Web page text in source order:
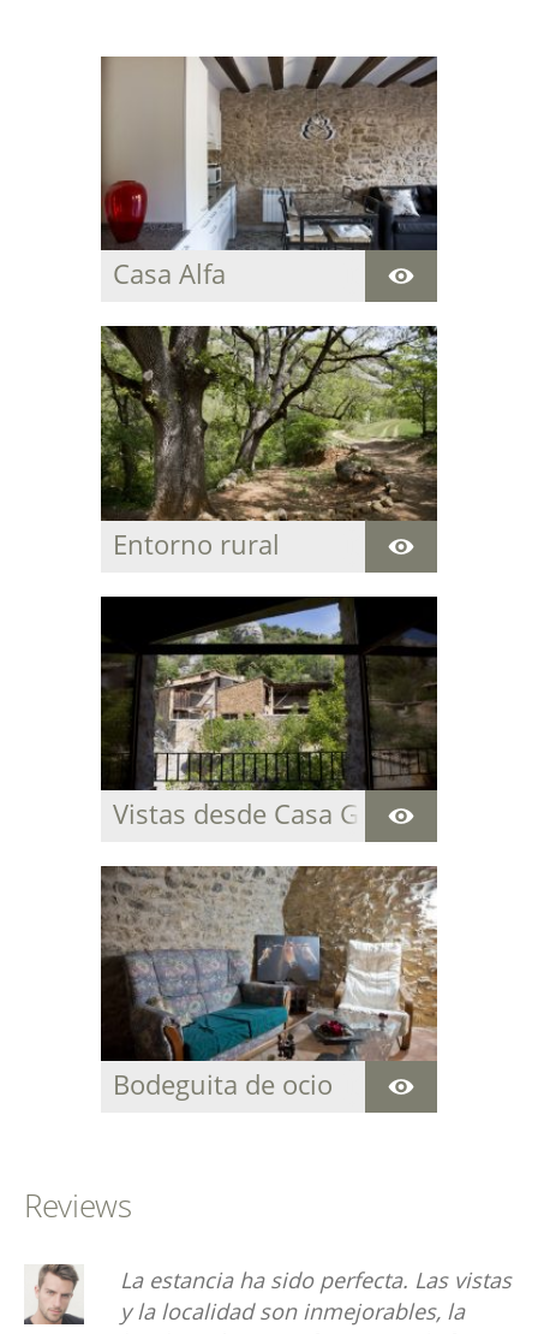
Casa Alfa
centenaria para
descansar y disfrutar
de la paz y del entorno
natural que rodea la
estancia.
Entorno rural
Vistas desde Casa Grabiel
Bodeguita de ocio
Reviews
La estancia ha sido perfecta. Las vistas
y la localidad son inmejorables, la